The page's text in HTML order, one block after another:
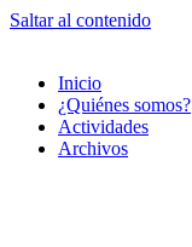
Saltar al contenido
Inicio
¿Quiénes somos?
Actividades
Archivos